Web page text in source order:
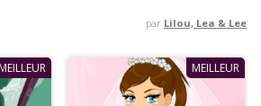
par Lilou, Lea & Lee
MEILLEUR MEILLEUR